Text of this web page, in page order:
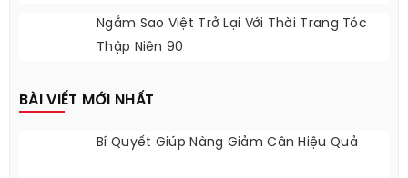
Ngắm Sao Việt Trở Lại Với Thời Trang Tóc
Thập Niên 90
BÀI VIẾT MỚI NHẤT
Bí Quyết Giúp Nàng Giảm Cân Hiệu Quả